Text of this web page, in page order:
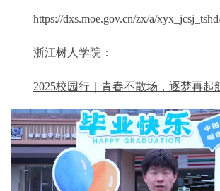
https://dxs.moe.gov.cn/zx/a/
浙江树人学院：
2025校园行｜青春不散场，逐梦再起